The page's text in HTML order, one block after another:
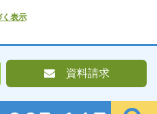
表示
資料請求